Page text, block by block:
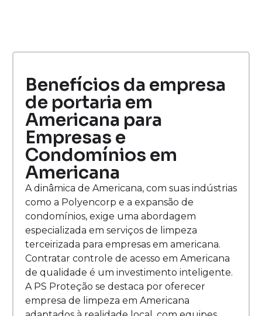
Benefícios da empresa
de portaria em
Americana para
Empresas e
Condomínios em
Americana
A dinâmica de Americana, com suas indústrias
como a Polyencorp e a expansão de
condomínios, exige uma abordagem
especializada em serviços de limpeza
terceirizada para empresas em americana.
Contratar controle de acesso em Americana
de qualidade é um investimento inteligente.
A PS Proteção se destaca por oferecer
empresa de limpeza em Americana